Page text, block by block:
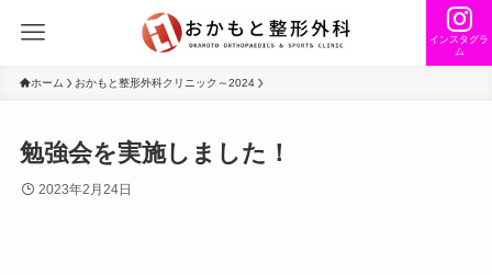
インスタグラ
ム
ホーム おかもと整形外科クリニック～2024
勉強会を実施しました！
2023年2月24日